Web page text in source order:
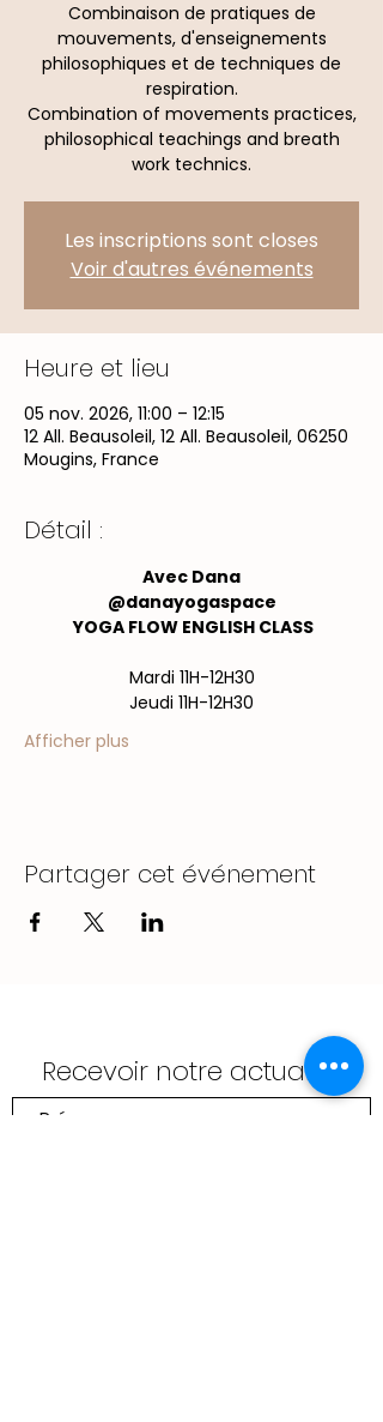
Combinaison de pratiques de
mouvements, d'enseignements
philosophiques et de techniques de
respiration.
Combination of movements practices,
philosophical teachings and breath
work technics.
Les inscriptions sont closes
Voir d'autres événements
Heure et lieu
05 nov. 2026, 11:00 – 12:15
12 All. Beausoleil, 12 All. Beausoleil, 06250
Mougins, France
Détail :
Avec Dana
@danayogaspace
YOGA FLOW ENGLISH CLASS
Mardi 11H-12H30
Jeudi 11H-12H30
Afficher plus
Partager cet événement
Recevoir notre actualité